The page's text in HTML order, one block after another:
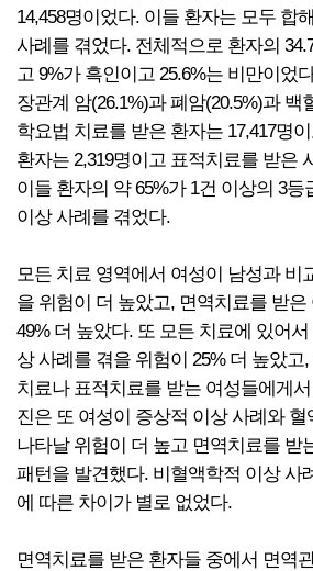
14,458명이었다. 이들 환자는 모두 합
사례를 겪었다. 전체적으로 환자의
고 9%가 흑인이고 25.6%는 비만이었
장관계 암(26.1%)과 폐암(20.5%)과 백
학요법 치료를 받은 환자는 17,417명
환자는 2,319명이고 표적치료를 받은
이들 환자의 약 65%가 1건 이상의 3등
이상 사례를 겪었다.
모든 치료 영역에서 여성이 남성과 비
을 위험이 더 높았고, 면역치료를 받은
49% 더 높았다. 또 모든 치료에 있어
상 사례를 겪을 위험이 25% 더 높았고
치료나 표적치료를 받는 여성들에게
진은 또 여성이 증상적 이상 사례와
나타날 위험이 더 높고 면역치료를 받
패턴을 발견했다. 비혈액학적 이상 사
에 따른 차이가 별로 없었다.
면역치료를 받은 환자들 중에서 면역